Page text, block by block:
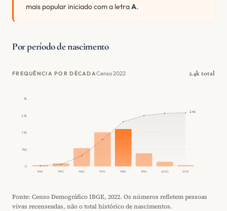
mais popular iniciado com a letraA.
Por período de nascimento
FREQUÊNCIA POR DÉCADACenso 2022 2.4k total
0
750
1.5k
2.3k
3k
1940 1950 1960 1970 1980 1990 2000 2010
2.4k
Fonte: Censo Demográfico IBGE, 2022. Os números refletem pessoas
vivas recenseadas, não o total histórico de nascimentos.